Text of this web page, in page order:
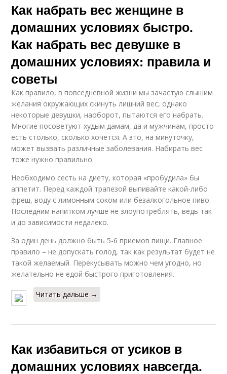
Как набрать вес женщине в
домашних условиях быстро.
Как набрать вес девушке в
домашних условиях: правила и
советы
Как правило, в повседневной жизни мы зачастую слышим
желания окружающих скинуть лишний вес, однако
некоторые девушки, наоборот, пытаются его набрать.
Многие посоветуют худым дамам, да и мужчинам, просто
есть столько, сколько хочется. А это, на минуточку,
может вызвать различные заболевания. Набирать вес
тоже нужно правильно.
Необходимо сесть на диету, которая «пробудила» бы
аппетит. Перед каждой трапезой выпивайте какой-либо
фреш, воду с лимонным соком или безалкогольное пиво.
Последним напитком лучше не злоупотреблять, ведь так
и до зависимости недалеко.
За один день должно быть 5-6 приемов пищи. Главное
правило – не допускать голод, так как результат будет не
такой желаемый. Перекусывать можно чем угодно, но
желательно не едой быстрого приготовления.
Читать дальше →
Как избавиться от усиков в
домашних условиях навсегда.